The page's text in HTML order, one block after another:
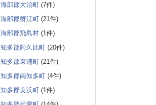
海部郡大治町 (7件)
海部郡蟹江町 (21件)
海部郡飛島村 (1件)
知多郡阿久比町 (20件)
知多郡東浦町 (21件)
知多郡南知多町 (4件)
知多郡美浜町 (1件)